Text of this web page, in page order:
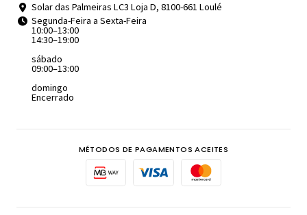
Solar das Palmeiras LC3 Loja D, 8100-661 Loulé
Segunda-Feira a Sexta-Feira
10:00–13:00
14:30–19:00
sábado
09:00–13:00
domingo
Encerrado
MÉTODOS DE PAGAMENTOS ACEITES